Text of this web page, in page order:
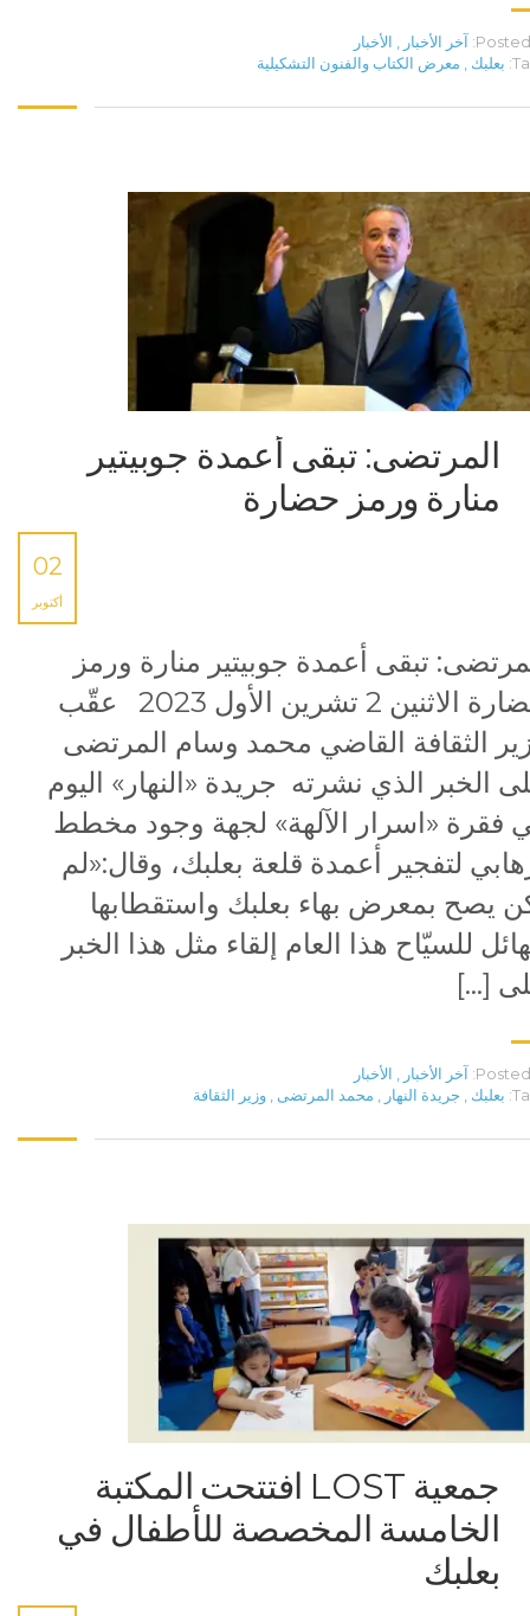
Posted آخر الأخبار , الأخبار
بعلبك , معرض الكتاب والفنون التشكيلية
المرتضى: تبقى أعمدة جوبيتير
منارة ورمز حضارة
02
أكتوبر
تبقى أعمدة جوبيتير منارة ورمز
حضارة الاثنين 2 تشرين الأول 2023 عقّب
الثقافة القاضي محمد وسام المرتضى
الخبر الذي نشرته جريدة «النهار» اليوم
فقرة «اسرار الآلهة» لجهة وجود مخطط
لتفجير أعمدة قلعة بعلبك، وقال:«لم
يصح بمعرض بهاء بعلبك واستقطابها
للسيّاح هذا العام إلقاء مثل هذا الخبر
[…]
Posted آخر الأخبار
الأخبار
بعلبك جريدة النهار محمد المرتضى وزير الثقافة
جمعية LOST افتتحت المكتبة
الخامسة المخصصة للأطفال في
بعلبك